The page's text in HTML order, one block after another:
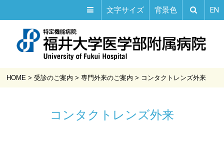
文字サイズ 背景色 EN
HOME >受診のご案内 >専門外来のご案内 > コンタクトレンズ外来
コンタクトレンズ外来